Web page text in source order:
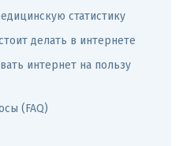
статистику
делать в интернете
интернет на пользу
(FAQ)